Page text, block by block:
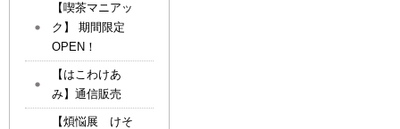
【喫茶マニアッ
ク】 期間限定
OPEN！
【はこわけあ
み】通信販売
【煩悩展 けそ